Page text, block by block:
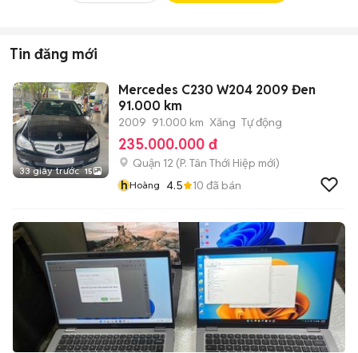
Tin đăng mới
33 giây trước 15
Mercedes C230 W204 2009 Đen
91.000 km
2009 91.000 km Xăng Tự động
235.000.000 đ
Quận 12 (P. Tân Thới Hiệp mới)
hHoàng 4.5 10 đã bán